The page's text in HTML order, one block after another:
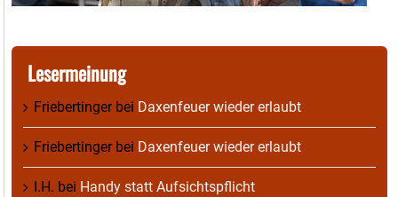
Lesermeinung
Friebertingerbei Daxenfeuer wieder erlaubt
Friebertingerbei Daxenfeuer wieder erlaubt
I.H. bei Handy statt Aufsichtspflicht